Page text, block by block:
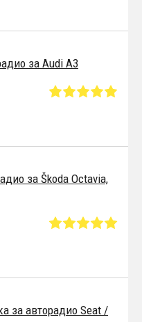
за Audi A3
за Škoda Octavia,
за авторадио Seat /